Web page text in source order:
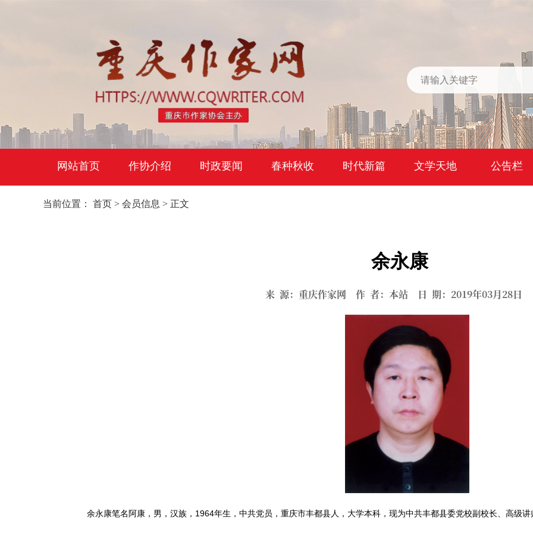
网站首页 作协介绍 时政要闻 春种秋收 时代新篇 文学天地 公告栏
当前位置： 首页 > 会员信息 > 正文
余永康
来 源：重庆作家网 作 者：本站 日 期：2019年03月28日
余永康笔名阿康，男，汉族，1964年生，中共党员，重庆市丰都县人，大学本科，现为中共丰都县委党校副校长、高级讲